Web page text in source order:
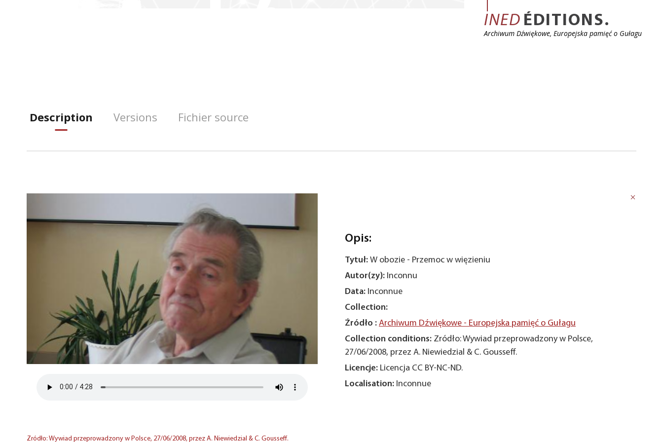
INED ÉDITIONS.
Archiwum Dźwiękowe, Europejska pamięć o Gułagu
Description Versions Fichier source
Zródło: Wywiad przeprowadzony w Polsce, 27/06/2008, przez A. Niewiedzial & C. Gousseff.
Opis:
Tytuł: W obozie - Przemoc w więzieniu
Autor(zy): Inconnu
Data: Inconnue
Collection:
Źródło : Archiwum Dźwiękowe - Europejska pamięć o Gułagu
Collection conditions: Zródło: Wywiad przeprowadzony w Polsce,
27/06/2008, przez A. Niewiedzial & C. Gousseff.
Licencje: Licencja CC BY-NC-ND.
Localisation: Inconnue